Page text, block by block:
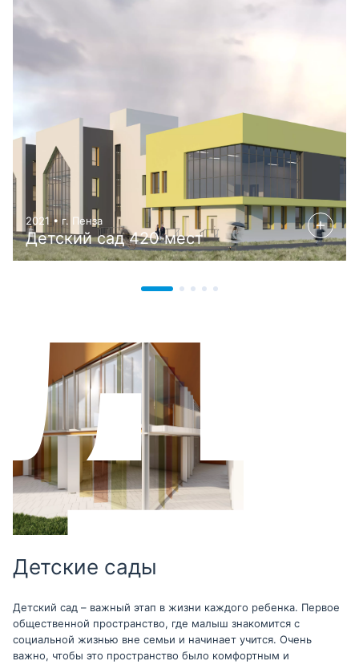
2021 • г. Пенза
Детский сад 420 мест
Детские сады
Детский сад – важный этап в жизни каждого ребенка. Первое
общественной пространство, где малыш знакомится с
социальной жизнью вне семьи и начинает учится. Очень
важно, чтобы это пространство было комфортным и